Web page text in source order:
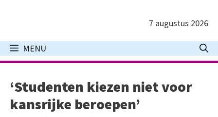
inhoud
7 augustus 2026
MENU
‘Studenten kiezen niet voor
kansrijke beroepen’